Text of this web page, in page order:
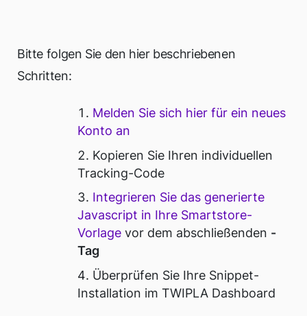
Bitte folgen Sie den hier beschriebenen
Schritten:
Melden Sie sich hier für ein neues
Konto an
Kopieren Sie Ihren individuellen
Tracking-Code
Integrieren Sie das generierte
Javascript in Ihre Smartstore-
Vorlage vor dem abschließenden -
Tag
Überprüfen Sie Ihre Snippet-
Installation im TWIPLA Dashboard